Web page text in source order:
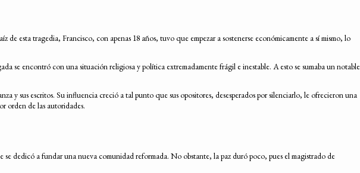
esta tragedia, Francisco, con apenas 18 años, tuvo que empezar a sostenerse económicamente a sí mismo, lo
se encontró con una situación religiosa y política extremadamente frágil e inestable. A esto se sumaba un notable
y sus escritos. Su influencia creció a tal punto que sus opositores, desesperados por silenciarlo, le ofrecieron una
orden de las autoridades.
dedicó a fundar una nueva comunidad reformada. No obstante, la paz duró poco, pues el magistrado de